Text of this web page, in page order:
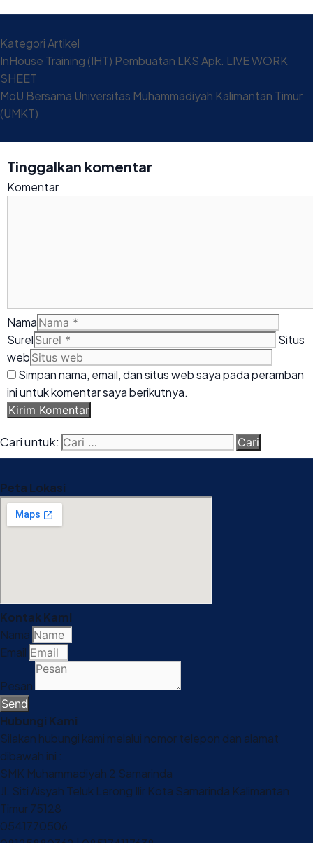
Kategori Artikel
InHouse Training (IHT) Pembuatan LKS Apk. LIVE WORK
SHEET
MoU Bersama Universitas Muhammadiyah Kalimantan Timur
(UMKT)
Tinggalkan komentar
Komentar
Nama
Surel
Situs
web
Simpan nama, email, dan situs web saya pada peramban
ini untuk komentar saya berikutnya.
Cari untuk:
Peta Lokasi
Kontak Kami
Nama
Email
Pesan
Send
Hubungi Kami
Silakan hubungi kami melalui nomor telepon dan alamat
dibawah ini :
SMK Muhammadiyah 2 Samarinda
Jl. Siti Aisyah Teluk Lerong Ilir Kota Samarinda Kalimantan
Timur 75128
0541770506